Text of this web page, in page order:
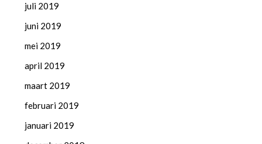
juli 2019
juni 2019
mei 2019
april 2019
maart 2019
februari 2019
januari 2019